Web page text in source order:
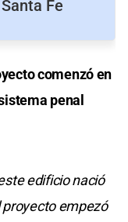
Fe
comenzó en
penal
edificio nació
proyecto empezó